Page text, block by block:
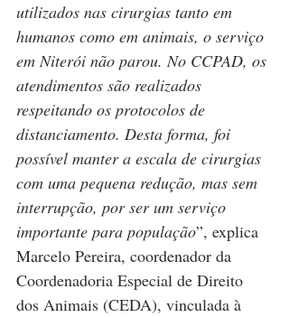
utilizados nas cirurgias tanto em
humanos como em animais, o serviço
em Niterói não parou. No CCPAD, os
atendimentos são realizados
respeitando os protocolos de
distanciamento. Desta forma, foi
possível manter a escala de cirurgias
com uma pequena redução, mas sem
interrupção, por ser um serviço
importante para população”, explica
Marcelo Pereira, coordenador da
Coordenadoria Especial de Direito
dos Animais (CEDA), vinculada à